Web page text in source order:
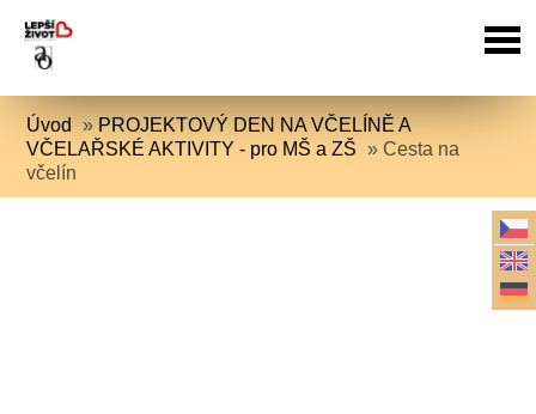
Úvod » PROJEKTOVÝ DEN NA VČELÍNĚ A
VČELAŘSKÉ AKTIVITY - pro MŠ a ZŠ »Cesta na
včelín